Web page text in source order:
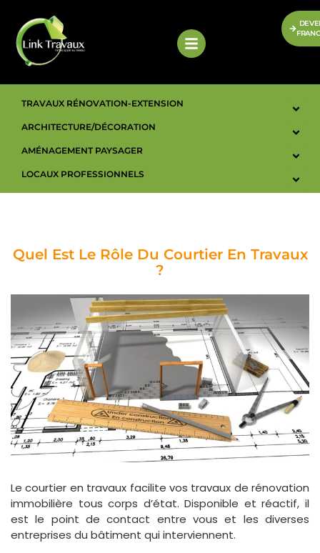
TRAVAUX RÉNOVATION-EXTENSION
ARCHITECTURE/DÉCORATION
AMÉNAGEMENT PAYSAGER
LOCAUX PROFESSIONNELS
Quel Est Le Rôle Du Courtier En Travaux
?
Le courtier en travaux facilite vos travaux de rénovation
immobilière tous corps d’état. Disponible et réactif, il
est le point de contact entre vous et les diverses
entreprises du bâtiment qui interviennent.